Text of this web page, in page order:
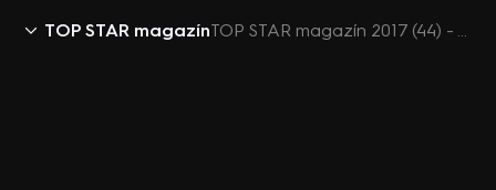
TOP STAR magazín TOP STAR magazín 2017 (44) - Zbigniew Czendlik